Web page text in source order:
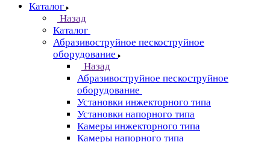
Каталог
Назад
Каталог
Абразивоструйное пескоструйное
оборудование
Назад
Абразивоструйное пескоструйное
оборудование
Установки инжекторного типа
Установки напорного типа
Камеры инжекторного типа
Камеры напорного типа